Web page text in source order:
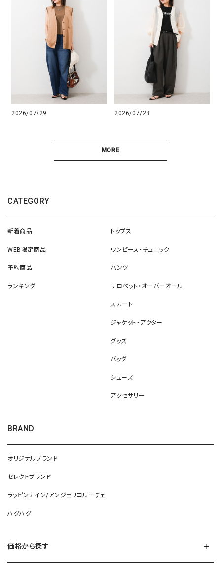
2026/07/29 2026/07/28
MORE
CATEGORY
新着商品
WEB限定商品
予約商品
ランキング
トップス
ワンピース・チュニック
パンツ
サロペット・オーバーオール
スカート
ジャケット・アウター
グッズ
バッグ
シューズ
アクセサリー
BRAND
オリジナルブランド
セレクトブランド
ラッピンナイン/アンジェリコルーチェ
ハグハグ
価格から探す